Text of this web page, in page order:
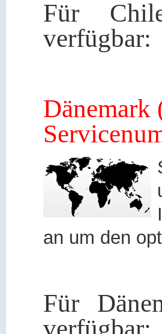
Für
verfügbar:
an um den
Für
verfügbar: